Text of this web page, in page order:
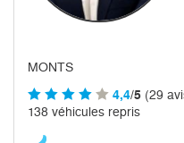
MONTS
4,4/5 (29
138 véhicules repris